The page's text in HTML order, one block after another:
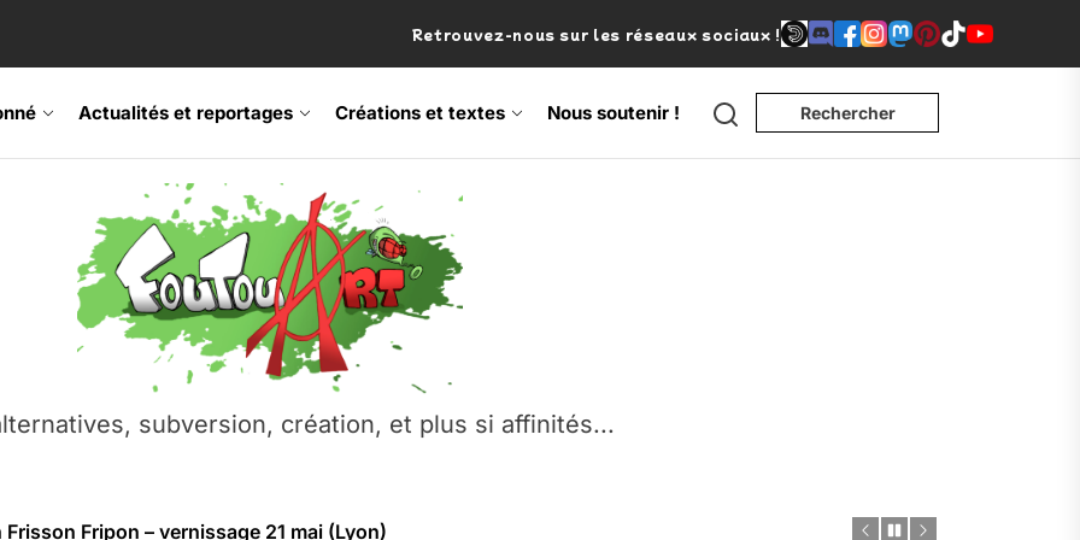
Retrouvez-nous sur les réseaux sociaux !
Actualités et reportages Créations et textes Nous soutenir ! Search Rechercher
subversion, création, et plus si affinités...
Frisson Fripon – vernissage 21 mai (Lyon)
Festival – Samedi 18 juillet (Vaulx-en-Velin)
– Ŝtono, un livre réalisé par Michaël Moretti & Pierre Lacôte
contre l’A412 à l’Établi (Haute-Savoie)
Fripon – vernissage 21 mai (Lyon)